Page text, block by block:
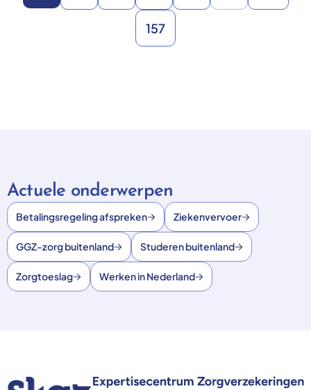
157
Actuele onderwerpen
Betalingsregeling afspreken Ziekenvervoer
GGZ-zorg buitenland Studeren buitenland
Zorgtoeslag Werken in Nederland